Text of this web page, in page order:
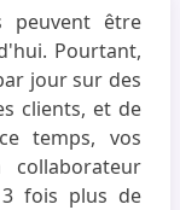
peuvent être
Pourtant,
jour sur des
clients, et de
temps, vos
fois plus de